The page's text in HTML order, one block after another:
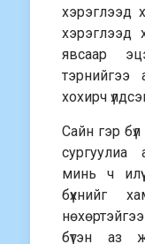
хэрэглээд
хэрэглээд
явсаар
тэрнийгээ
хохирч
Сайн гэр
сургуулиа
минь ч
бүхнийг
бүтэн аз